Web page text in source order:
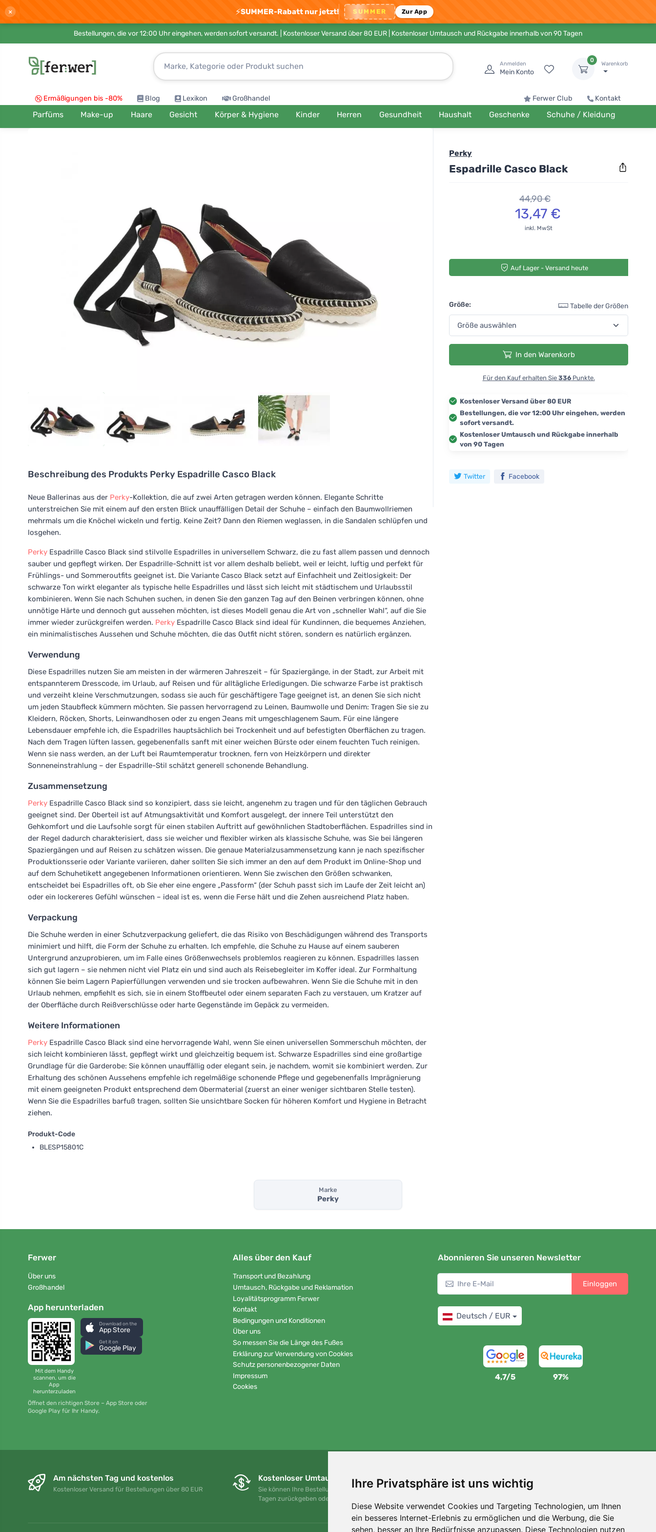
Ihre Privatsphäre ist uns wichtig
Diese Website verwendet Cookies und Targeting Technologien, um Ihnen
ein besseres Internet-Erlebnis zu ermöglichen und die Werbung, die Sie
sehen, besser an Ihre Bedürfnisse anzupassen. Diese Technologien nutzen
× ⚡SUMMER-Rabatt nur jetzt! SUMMER Zur App
Bestellungen, die vor 12:00 Uhr eingehen, werden sofort versandt. | Kostenloser Versand über 80 EUR | Kostenloser Umtausch und Rückgabe innerhalb von 90 Tagen
Anmelden
Mein Konto
0
Warenkorb
Ermäßigungen bis -80% Blog Lexikon Großhandel Ferwer Club Kontakt
Parfüms Make-up Haare Gesicht Körper & Hygiene Kinder Herren Gesundheit Haushalt Geschenke Schuhe / Kleidung
Beschreibung des Produkts Perky Espadrille Casco Black
Neue Ballerinas aus der Perky-Kollektion, die auf zwei Arten getragen werden können. Elegante Schritte
unterstreichen Sie mit einem auf den ersten Blick unauffälligen Detail der Schuhe – einfach den Baumwollriemen
mehrmals um die Knöchel wickeln und fertig. Keine Zeit? Dann den Riemen weglassen, in die Sandalen schlüpfen und
losgehen.
Perky Espadrille Casco Black sind stilvolle Espadrilles in universellem Schwarz, die zu fast allem passen und dennoch
sauber und gepflegt wirken. Der Espadrille-Schnitt ist vor allem deshalb beliebt, weil er leicht, luftig und perfekt für
Frühlings- und Sommeroutfits geeignet ist. Die Variante Casco Black setzt auf Einfachheit und Zeitlosigkeit: Der
schwarze Ton wirkt eleganter als typische helle Espadrilles und lässt sich leicht mit städtischem und Urlaubsstil
kombinieren. Wenn Sie nach Schuhen suchen, in denen Sie den ganzen Tag auf den Beinen verbringen können, ohne
unnötige Härte und dennoch gut aussehen möchten, ist dieses Modell genau die Art von „schneller Wahl“, auf die Sie
immer wieder zurückgreifen werden. Perky Espadrille Casco Black sind ideal für Kundinnen, die bequemes Anziehen,
ein minimalistisches Aussehen und Schuhe möchten, die das Outfit nicht stören, sondern es natürlich ergänzen.
Verwendung
Diese Espadrilles nutzen Sie am meisten in der wärmeren Jahreszeit – für Spaziergänge, in der Stadt, zur Arbeit mit
entspannterem Dresscode, im Urlaub, auf Reisen und für alltägliche Erledigungen. Die schwarze Farbe ist praktisch
und verzeiht kleine Verschmutzungen, sodass sie auch für geschäftigere Tage geeignet ist, an denen Sie sich nicht
um jeden Staubfleck kümmern möchten. Sie passen hervorragend zu Leinen, Baumwolle und Denim: Tragen Sie sie zu
Kleidern, Röcken, Shorts, Leinwandhosen oder zu engen Jeans mit umgeschlagenem Saum. Für eine längere
Lebensdauer empfehle ich, die Espadrilles hauptsächlich bei Trockenheit und auf befestigten Oberflächen zu tragen.
Nach dem Tragen lüften lassen, gegebenenfalls sanft mit einer weichen Bürste oder einem feuchten Tuch reinigen.
Wenn sie nass werden, an der Luft bei Raumtemperatur trocknen, fern von Heizkörpern und direkter
Sonneneinstrahlung – der Espadrille-Stil schätzt generell schonende Behandlung.
Zusammensetzung
Perky Espadrille Casco Black sind so konzipiert, dass sie leicht, angenehm zu tragen und für den täglichen Gebrauch
geeignet sind. Der Oberteil ist auf Atmungsaktivität und Komfort ausgelegt, der innere Teil unterstützt den
Gehkomfort und die Laufsohle sorgt für einen stabilen Auftritt auf gewöhnlichen Stadtoberflächen. Espadrilles sind in
der Regel dadurch charakterisiert, dass sie weicher und flexibler wirken als klassische Schuhe, was Sie bei längeren
Spaziergängen und auf Reisen zu schätzen wissen. Die genaue Materialzusammensetzung kann je nach spezifischer
Produktionsserie oder Variante variieren, daher sollten Sie sich immer an den auf dem Produkt im Online-Shop und
auf dem Schuhetikett angegebenen Informationen orientieren. Wenn Sie zwischen den Größen schwanken,
entscheidet bei Espadrilles oft, ob Sie eher eine engere „Passform“ (der Schuh passt sich im Laufe der Zeit leicht an)
oder ein lockereres Gefühl wünschen – ideal ist es, wenn die Ferse hält und die Zehen ausreichend Platz haben.
Verpackung
Die Schuhe werden in einer Schutzverpackung geliefert, die das Risiko von Beschädigungen während des Transports
minimiert und hilft, die Form der Schuhe zu erhalten. Ich empfehle, die Schuhe zu Hause auf einem sauberen
Untergrund anzuprobieren, um im Falle eines Größenwechsels problemlos reagieren zu können. Espadrilles lassen
sich gut lagern – sie nehmen nicht viel Platz ein und sind auch als Reisebegleiter im Koffer ideal. Zur Formhaltung
können Sie beim Lagern Papierfüllungen verwenden und sie trocken aufbewahren. Wenn Sie die Schuhe mit in den
Urlaub nehmen, empfiehlt es sich, sie in einem Stoffbeutel oder einem separaten Fach zu verstauen, um Kratzer auf
der Oberfläche durch Reißverschlüsse oder harte Gegenstände im Gepäck zu vermeiden.
Weitere Informationen
Perky Espadrille Casco Black sind eine hervorragende Wahl, wenn Sie einen universellen Sommerschuh möchten, der
sich leicht kombinieren lässt, gepflegt wirkt und gleichzeitig bequem ist. Schwarze Espadrilles sind eine großartige
Grundlage für die Garderobe: Sie können unauffällig oder elegant sein, je nachdem, womit sie kombiniert werden. Zur
Erhaltung des schönen Aussehens empfehle ich regelmäßige schonende Pflege und gegebenenfalls Imprägnierung
mit einem geeigneten Produkt entsprechend dem Obermaterial (zuerst an einer weniger sichtbaren Stelle testen).
Wenn Sie die Espadrilles barfuß tragen, sollten Sie unsichtbare Socken für höheren Komfort und Hygiene in Betracht
ziehen.
Produkt-Code
BLESP15801C
Perky
Espadrille Casco Black
44,90 €
13,47 €
inkl. MwSt
Auf Lager - Versand heute
Größe: Tabelle der Größen
In den Warenkorb
Für den Kauf erhalten Sie 336Punkte.
Kostenloser Versand über 80 EUR
Bestellungen, die vor 12:00 Uhr eingehen, werden
sofort versandt.
Kostenloser Umtausch und Rückgabe innerhalb
von 90 Tagen
Twitter Facebook
Marke
Perky
Ferwer
Über uns
Großhandel
App herunterladen
Mit dem Handy
scannen, um die
App
herunterzuladen
Download on the
App Store
Get it on
Google Play
Öffnet den richtigen Store – App Store oder
Google Play für Ihr Handy.
Alles über den Kauf
Transport und Bezahlung
Umtausch, Rückgabe und Reklamation
Loyalitätsprogramm Ferwer
Kontakt
Bedingungen und Konditionen
Über uns
So messen Sie die Länge des Fußes
Erklärung zur Verwendung von Cookies
Schutz personenbezogener Daten
Impressum
Cookies
Abonnieren Sie unseren Newsletter
Einloggen
Deutsch / EUR
4,7/5 97%
Am nächsten Tag und kostenlos
Kostenloser Versand für Bestellungen über 80 EUR
Kostenloser Umtausch und Rückgabe
Sie können Ihre Bestellung jederzeit innerhalb von 90
Tagen zurückgeben oder umtauschen.
Wir unterstützen Trees.org
Für jede Bestellung pflanzen wir einen Baum! Mehr